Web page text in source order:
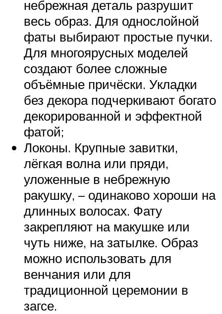
небрежная деталь разрушит
весь образ. Для однослойной
фаты выбирают простые пучки.
Для многоярусных моделей
создают более сложные
объёмные причёски. Укладки
без декора подчеркивают богато
декорированной и эффектной
фатой;
Локоны. Крупные завитки,
лёгкая волна или пряди,
уложенные в небрежную
ракушку, – одинаково хороши на
длинных волосах. Фату
закрепляют на макушке или
чуть ниже, на затылке. Образ
можно использовать для
венчания или для
традиционной церемонии в
загсе.